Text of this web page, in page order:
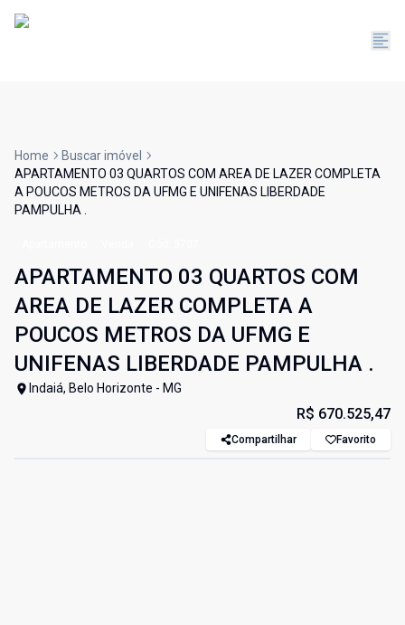
Home
Buscar imóvel
APARTAMENTO 03 QUARTOS COM AREA DE LAZER COMPLETA
A POUCOS METROS DA UFMG E UNIFENAS LIBERDADE
PAMPULHA .
APARTAMENTO 03 QUARTOS COM
AREA DE LAZER COMPLETA A
POUCOS METROS DA UFMG E
UNIFENAS LIBERDADE PAMPULHA .
Indaiá, Belo Horizonte - MG
R$ 670.525,47
Compartilhar Favorito